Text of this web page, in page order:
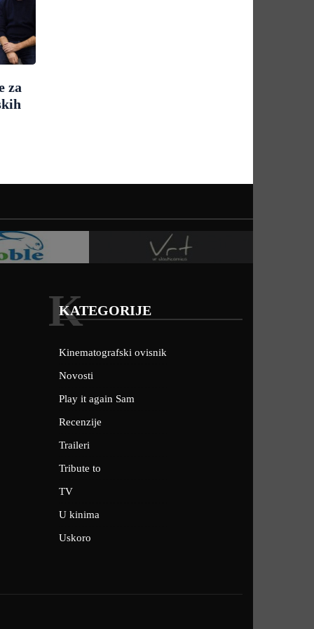
za
KATEGORIJE
K
Kinematografski ovisnik
Novosti
Play it again Sam
Recenzije
Traileri
Tribute to
TV
U kinima
Uskoro